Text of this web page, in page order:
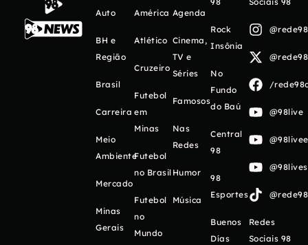
Auto
BH e
Região
Brasil
Carreira
Meio
Ambiente
Mercado
Minas
Gerais
América
Atlético
Cruzeiro
Futebol
em
Minas
Futebol
no Brasil
Futebol
no
Mundo
Agenda
Cinema,
TV e
Séries
Famosos
Nas
Redes
Humor
Música
Rock
Insônia
No
Fundo
do Baú
Central
98
98
Esportes
Buenos
Días
/
@98live
Redes
Sociais 98